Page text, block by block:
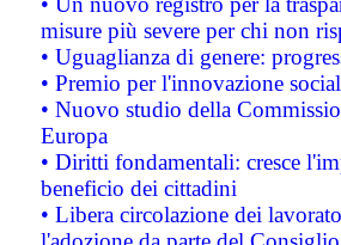
misure più severe per chi non
• Uguaglianza di genere:
• Premio per l'innovazione
• Nuovo studio della
Europa
• Diritti fondamentali: cresce
beneficio dei cittadini
• Libera circolazione dei